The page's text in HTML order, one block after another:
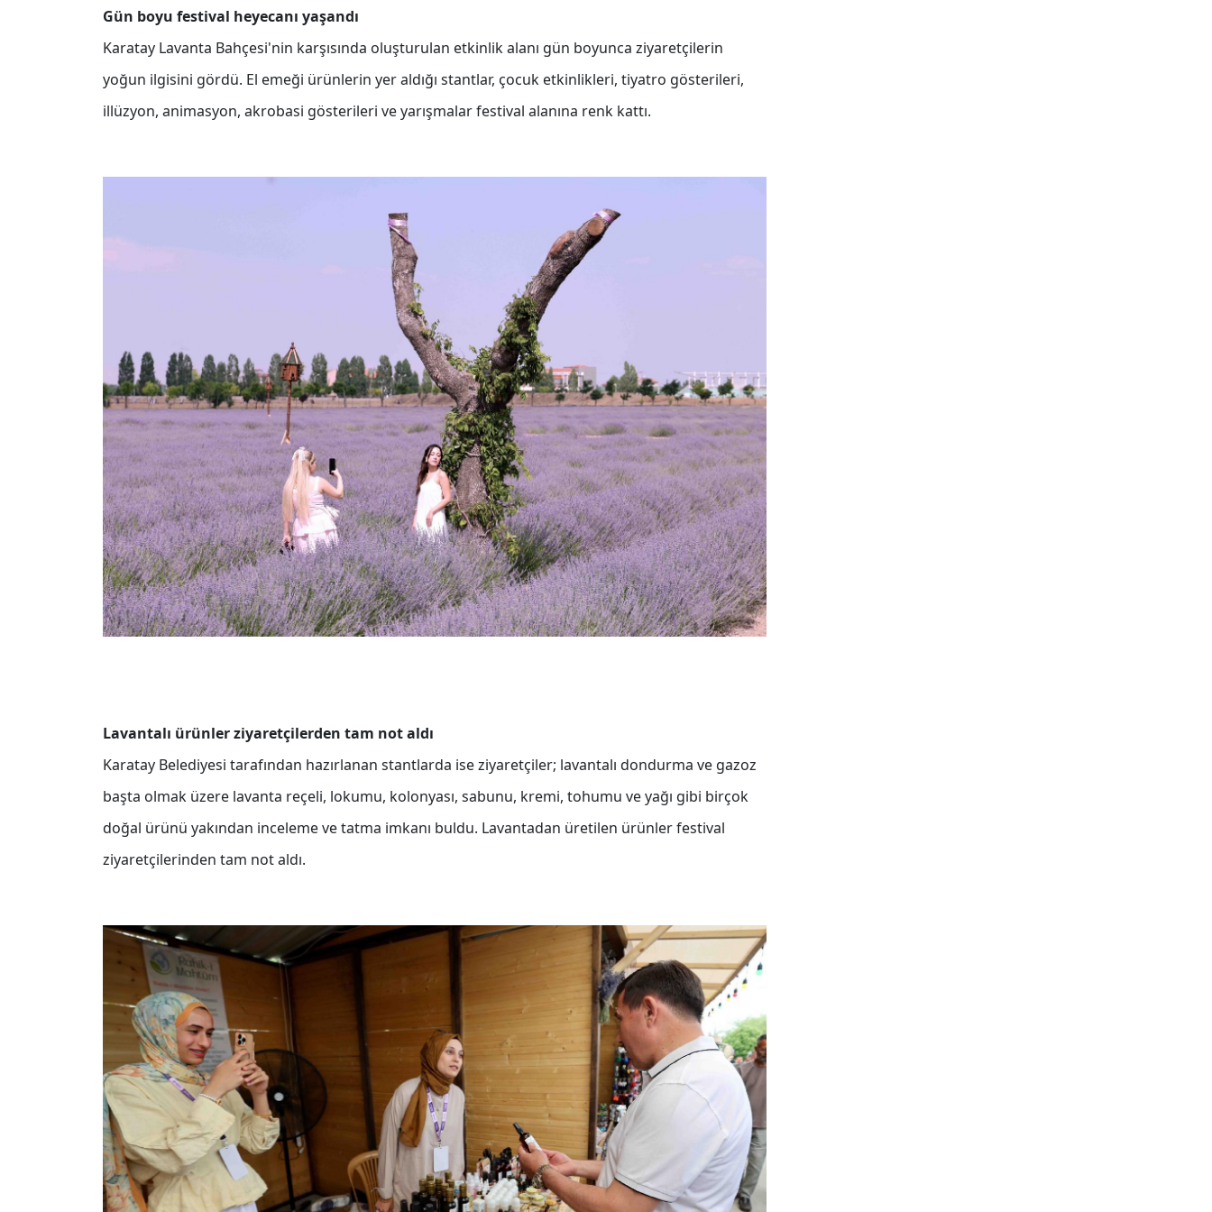
Gün boyu festival heyecanı yaşandı
Karatay Lavanta Bahçesi'nin karşısında oluşturulan etkinlik alanı gün boyunca ziyaretçilerin
yoğun ilgisini gördü. El emeği ürünlerin yer aldığı stantlar, çocuk etkinlikleri, tiyatro gösterileri,
illüzyon, animasyon, akrobasi gösterileri ve yarışmalar festival alanına renk kattı.
Lavantalı ürünler ziyaretçilerden tam not aldı
Karatay Belediyesi tarafından hazırlanan stantlarda ise ziyaretçiler; lavantalı dondurma ve gazoz
başta olmak üzere lavanta reçeli, lokumu, kolonyası, sabunu, kremi, tohumu ve yağı gibi birçok
doğal ürünü yakından inceleme ve tatma imkanı buldu. Lavantadan üretilen ürünler festival
ziyaretçilerinden tam not aldı.